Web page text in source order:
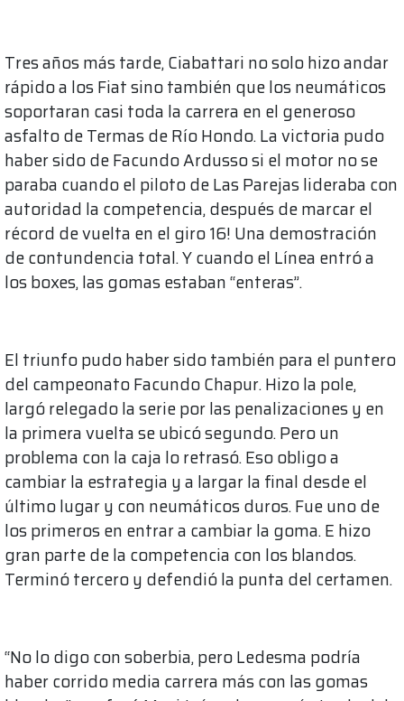
Tres años más tarde, Ciabattari no solo hizo andar
rápido a los Fiat sino también que los neumáticos
soportaran casi toda la carrera en el generoso
asfalto de Termas de Río Hondo. La victoria pudo
haber sido de Facundo Ardusso si el motor no se
paraba cuando el piloto de Las Parejas lideraba con
autoridad la competencia, después de marcar el
récord de vuelta en el giro 16! Una demostración
de contundencia total. Y cuando el Línea entró a
los boxes, las gomas estaban “enteras”.
El triunfo pudo haber sido también para el puntero
del campeonato Facundo Chapur. Hizo la pole,
largó relegado la serie por las penalizaciones y en
la primera vuelta se ubicó segundo. Pero un
problema con la caja lo retrasó. Eso obligo a
cambiar la estrategia y a largar la final desde el
último lugar y con neumáticos duros. Fue uno de
los primeros en entrar a cambiar la goma. E hizo
gran parte de la competencia con los blandos.
Terminó tercero y defendió la punta del certamen.
“No lo digo con soberbia, pero Ledesma podría
haber corrido media carrera más con las gomas